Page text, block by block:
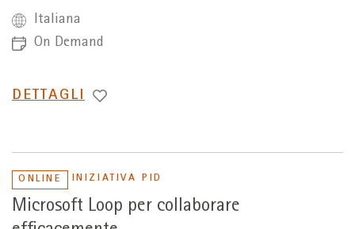
Italiana
On Demand
PASSA
DETTAGLI
ONLINE INIZIATIVA PID
Microsoft Loop per collaborare